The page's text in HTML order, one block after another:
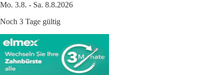
Mo. 3.8. - Sa. 8.8.2026
Noch 3 Tage gültig